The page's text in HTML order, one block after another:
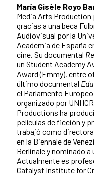
María Gisèle Royo
Media Arts Production
gracias a una beca
Audiovisual por la
Academia de España
cine. Su documental
un Student Academy
Award (Emmy), entre
último documental
el Parlamento
organizado por
Productions ha
películas de ficción y
trabajó como
en la Biennale de
Berlinale y nominado
Actualmente es
Catalyst Institute for